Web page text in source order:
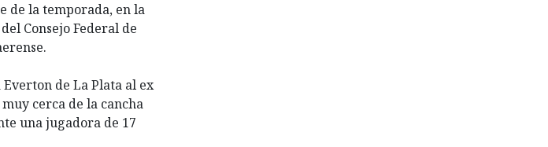
de la temporada, en la
Consejo Federal de
de La Plata al ex
cerca de la cancha
una jugadora de 17